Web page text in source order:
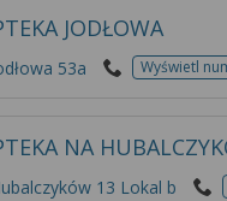
JODŁOWA
53a Wyświetl
NA
13 Lokal b